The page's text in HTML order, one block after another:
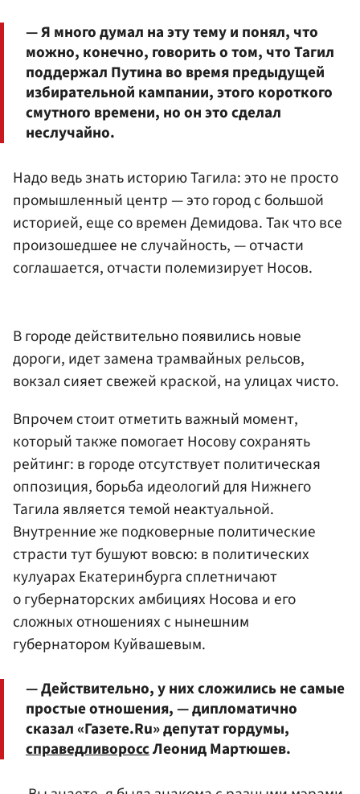
— Я много думал на эту тему и понял, что
можно, конечно, говорить о том, что Тагил
поддержал Путина во время предыдущей
избирательной кампании, этого короткого
смутного времени, но он это сделал
неслучайно.
Надо ведь знать историю Тагила: это не просто
промышленный центр — это город с большой
историей, еще со времен Демидова. Так что все
произошедшее не случайность, — отчасти
соглашается, отчасти полемизирует Носов.
В городе действительно появились новые
дороги, идет замена трамвайных рельсов,
вокзал сияет свежей краской, на улицах чисто.
Впрочем стоит отметить важный момент,
который также помогает Носову сохранять
рейтинг: в городе отсутствует политическая
оппозиция, борьба идеологий для Нижнего
Тагила является темой неактуальной.
Внутренние же подковерные политические
страсти тут бушуют вовсю: в политических
кулуарах Екатеринбурга сплетничают
о губернаторских амбициях Носова и его
сложных отношениях с нынешним
губернатором Куйвашевым.
— Действительно, у них сложились не самые
простые отношения, — дипломатично
сказал «Газете.Ru» депутат гордумы,
справедливороссЛеонид Мартюшев.